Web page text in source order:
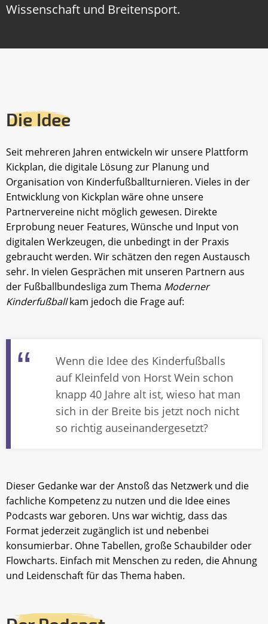
Wissenschaft und Breitensport.
Die Idee
Seit mehreren Jahren entwickeln wir unsere Plattform
Kickplan, die digitale Lösung zur Planung und
Organisation von Kinderfußballturnieren. Vieles in der
Entwicklung von Kickplan wäre ohne unsere
Partnervereine nicht möglich gewesen. Direkte
Erprobung neuer Features, Wünsche und Input von
digitalen Werkzeugen, die unbedingt in der Praxis
gebraucht werden. Wir schätzen den regen Austausch
sehr. In vielen Gesprächen mit unseren Partnern aus
der Fußballbundesliga zum Thema Moderner
Kinderfußballkam jedoch die Frage auf:
Wenn die Idee des Kinderfußballs
auf Kleinfeld von Horst Wein schon
knapp 40 Jahre alt ist, wieso hat man
sich in der Breite bis jetzt noch nicht
so richtig auseinandergesetzt?
Dieser Gedanke war der Anstoß das Netzwerk und die
fachliche Kompetenz zu nutzen und die Idee eines
Podcasts war geboren. Uns war wichtig, dass das
Format jederzeit zugänglich ist und nebenbei
konsumierbar. Ohne Tabellen, große Schaubilder oder
Flowcharts. Einfach mit Menschen zu reden, die Ahnung
und Leidenschaft für das Thema haben.